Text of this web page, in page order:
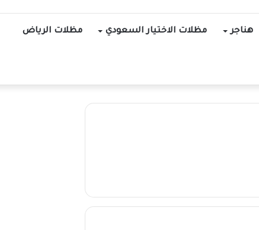
هناجر مظلات الاختيار السعودي مظلات الرياض